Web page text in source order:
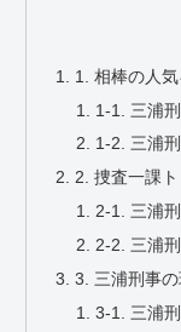
1. 相棒の人
1-1. 三浦
1-2. 三浦
2. 捜査一課
2-1. 三浦
2-2. 三浦
3. 三浦刑事
3-1. 三浦